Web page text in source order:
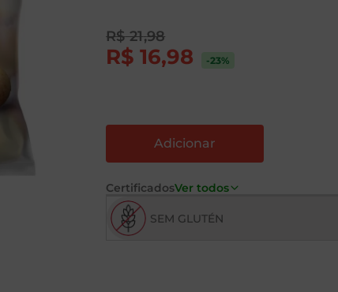
R$ 21,98
R$ 16,98 -23%
CertificadosVer todos
SEM GLUTÉN